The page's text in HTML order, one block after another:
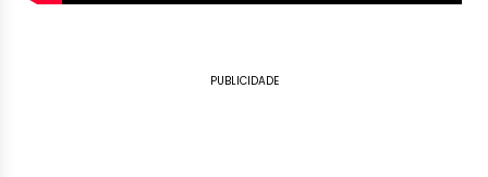
PUBLICIDADE